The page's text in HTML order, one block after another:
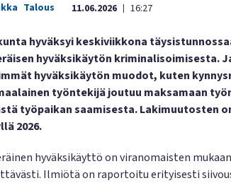
Talous 11.06.2026 | 16:27
hyväksyi keskiviikkona
hyväksikäytön kriminalisoimisesta.
hyväksikäytön muodot, kuten
työntekijä joutuu maksamaan
työpaikan saamisesta. Lakimuutosten
2026.
hyväksikäyttö on viranomaisten
Ilmiötä on raportoitu erityisesti